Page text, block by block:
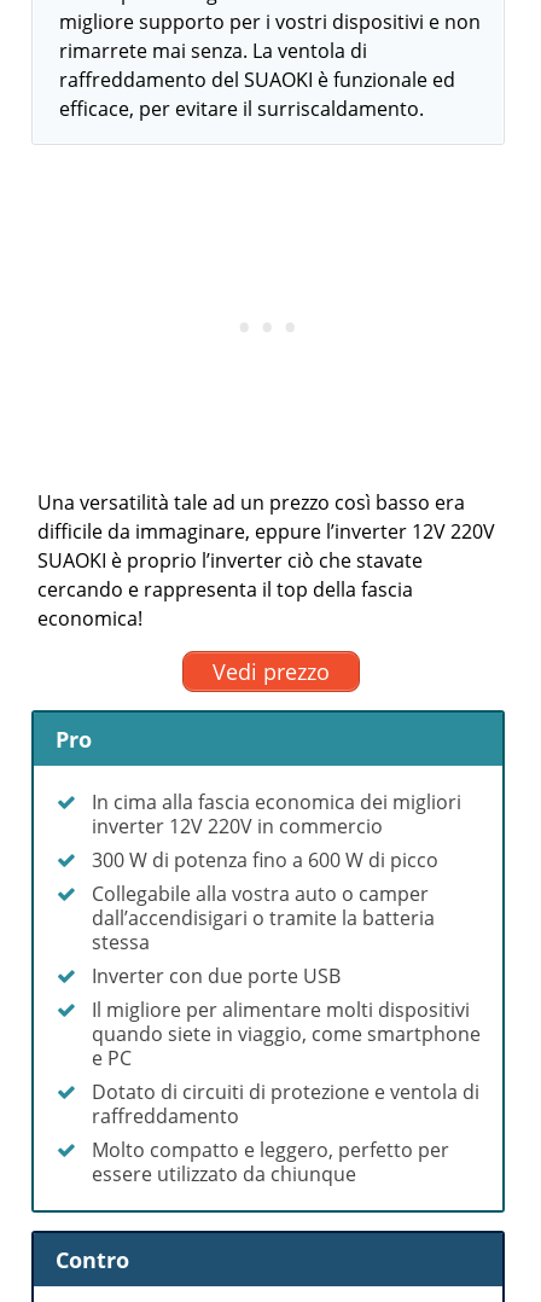
migliore supporto per i vostri dispositivi e non
rimarrete mai senza. La ventola di
raffreddamento del SUAOKI è funzionale ed
efficace, per evitare il surriscaldamento.
Una versatilità tale ad un prezzo così basso era
difficile da immaginare, eppure l’inverter 12V 220V
SUAOKI è proprio l’inverter ciò che stavate
cercando e rappresenta il top della fascia
economica!
Vedi prezzo
Pro
In cima alla fascia economica dei migliori
inverter 12V 220V in commercio
300 W di potenza fino a 600 W di picco
Collegabile alla vostra auto o camper
dall’accendisigari o tramite la batteria
stessa
Inverter con due porte USB
Il migliore per alimentare molti dispositivi
quando siete in viaggio, come smartphone
e PC
Dotato di circuiti di protezione e ventola di
raffreddamento
Molto compatto e leggero, perfetto per
essere utilizzato da chiunque
Contro